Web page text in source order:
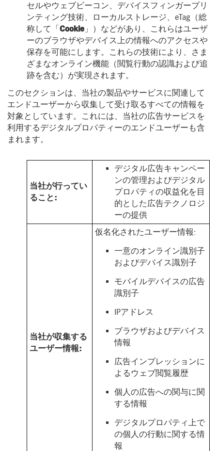
セルやウェブビーコン、デバイスフィンガープリ
ンティング技術、ローカルストレージ、eTag（総
称して「 Cookie 」）などがあり、これらはユーザ
ーのブラウザやデバイス上の情報へのアクセスや
保存を可能にします。これらの技術により、さま
ざまなオンライン機能（閲覧行動の認識および追
跡を含む）が実現されます。
このセクションは、当社の製品やサービスに関連して
エンドユーザーから収集して受け取るすべての情報を
対象としています。これには、当社の広告サービスを
利用するデジタルプロパティーのエンドユーザーも含
まれます。
当社が行ってい
ること:
デジタル広告キャンペー
ンの管理およびデジタル
プロパティの収益化を目
的とした広告テクノロジ
ーの提供
当社が収集する
ユーザー情報:
仮名化されたユーザー情報:
一意のオンライン識別子
およびデバイス識別子
モバイルデバイスの広告
識別子
IPアドレス
ブラウザおよびデバイス
情報
広告インプレッションに
よるウェブ閲覧履歴
個人の広告への関与に関
する情報
デジタルプロパティ上で
の個人の行動に関する情
報